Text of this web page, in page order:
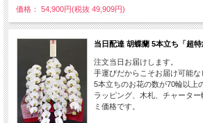
価格： 54,900円(税抜 49,909円)
当日配達 胡蝶蘭 5本立ち「超特
注文当日お届けします。
手運びだからこそお届け可能な
5本立ちのお花の数が70輪以上
ラッピング、木札、チャータ
ミ価格です。